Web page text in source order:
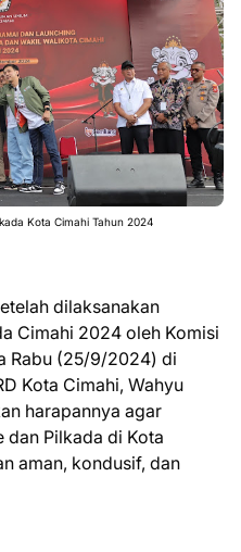
Kota Cimahi Tahun 2024
dilaksanakan
Cimahi 2024 oleh Komisi
Rabu (25/9/2024) di
Kota Cimahi, Wahyu
harapannya agar
dan Pilkada di Kota
aman, kondusif, dan